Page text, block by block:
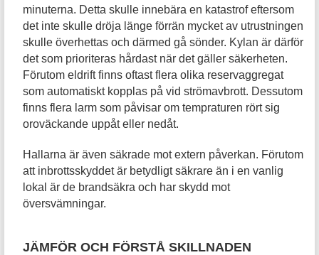
minuterna. Detta skulle innebära en katastrof eftersom
det inte skulle dröja länge förrän mycket av utrustningen
skulle överhettas och därmed gå sönder. Kylan är därför
det som prioriteras hårdast när det gäller säkerheten.
Förutom eldrift finns oftast flera olika reservaggregat
som automatiskt kopplas på vid strömavbrott. Dessutom
finns flera larm som påvisar om tempraturen rört sig
oroväckande uppåt eller nedåt.
Hallarna är även säkrade mot extern påverkan. Förutom
att inbrottsskyddet är betydligt säkrare än i en vanlig
lokal är de brandsäkra och har skydd mot
översvämningar.
JÄMFÖR OCH FÖRSTÅ SKILLNADEN